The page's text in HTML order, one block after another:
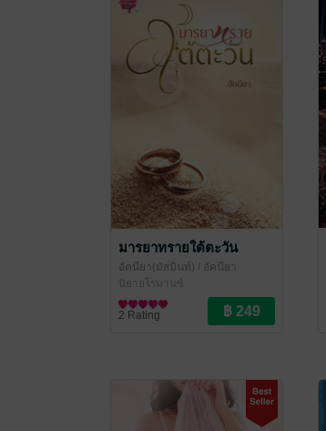
มารยาทรายใต้ตะวัน
อัคนียา(มัสมินท์) / อัคนียา
นิยายโรมานซ์
2 Rating